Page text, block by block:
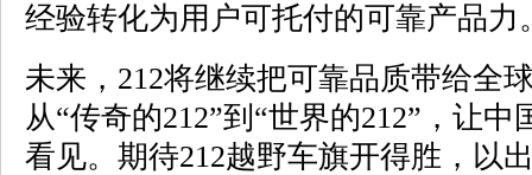
经验转化为用户可托付的可靠产品力
未来，212将继续把可靠品质带给全
从“传奇的212”到“世界的212”，让
看见。期待212越野车旗开得胜，以